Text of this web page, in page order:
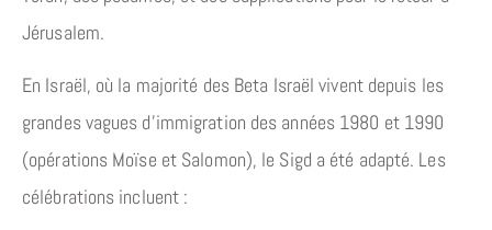
Jérusalem.
En Israël, où la majorité des Beta Israël vivent depuis les
grandes vagues d’immigration des années 1980 et 1990
(opérations Moïse et Salomon), le Sigd a été adapté. Les
célébrations incluent :